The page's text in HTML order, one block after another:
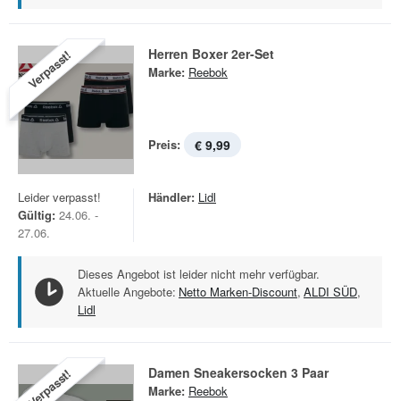
Verpasst! Herren Boxer 2er-Set
Marke: Reebok
Preis: € 9,99
Leider verpasst!
Gültig: 24.06. -
27.06.
Händler: Lidl
Dieses Angebot ist leider nicht mehr verfügbar.
Aktuelle Angebote: Netto Marken-Discount, ALDI SÜD,
Lidl
Verpasst! Damen Sneakersocken 3 Paar
Marke: Reebok